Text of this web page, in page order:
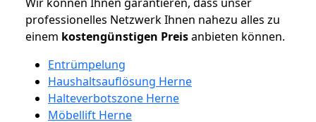
professionelles Netzwerk Ihnen nahezu alles zu
einem kostengünstigen Preisanbieten können.
Entrümpelung
Haushaltsauflösung Herne
Halteverbotszone Herne
Möbellift Herne